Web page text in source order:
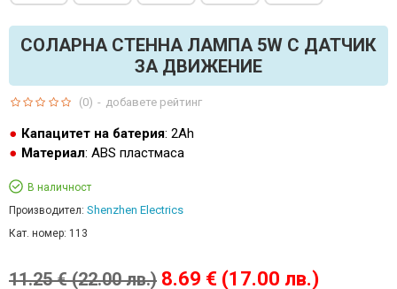
СОЛАРНА СТЕННА ЛАМПА 5W С ДАТЧИК
ЗА ДВИЖЕНИЕ
Капацитет на батерия: 2Ah
Материал: ABS пластмаса
В наличност
Производител: Shenzhen Electrics
Кат. номер: 113
(0) - добавете рейтинг
8.69 € (17.00 лв.)
11.25 € (22.00 лв.)